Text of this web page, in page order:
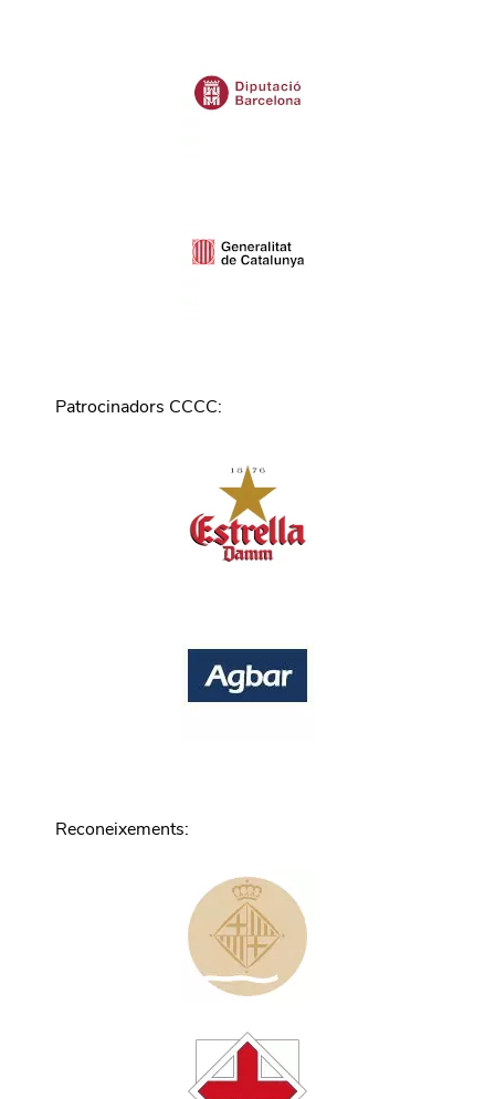
Patrocinadors CCCC:
Reconeixements: